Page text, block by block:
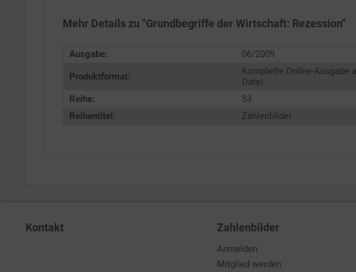
Mehr Details zu "Grundbegriffe der Wirtschaft: Rezession"
Ausgabe: 06/2009
Produktformat:
Komplette Online-Ausgabe
Datei.
Reihe:
53
Reihentitel:
Zahlenbilder
Kontakt Zahlenbilder
Anmelden
Mitglied werden